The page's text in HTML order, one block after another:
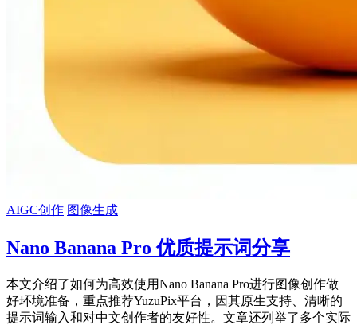
AIGC创作 图像生成
Nano Banana Pro 优质提示词分享
本文介绍了如何为高效使用Nano Banana Pro进行图像创作做
好环境准备，重点推荐YuzuPix平台，因其原生支持、清晰的
提示词输入和对中文创作者的友好性。文章还列举了多个实际